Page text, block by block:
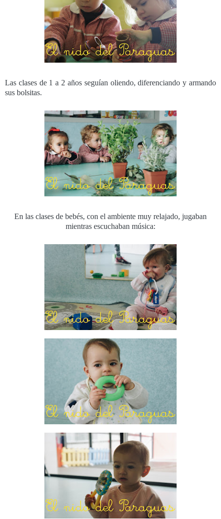
Las clases de 1 a 2 años seguían oliendo, diferenciando y armando
sus bolsitas.
En las clases de bebés, con el ambiente muy relajado, jugaban
mientras escuchaban música: